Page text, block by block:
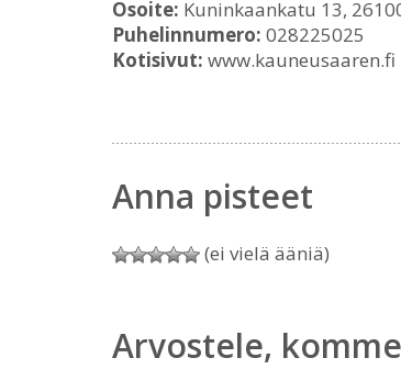
Osoite: Kuninkaankatu 13,
Puhelinnumero: 028225025
Kotisivut: www.kauneusaaren.fi
Anna pisteet
(ei vielä ääniä)
Arvostele,